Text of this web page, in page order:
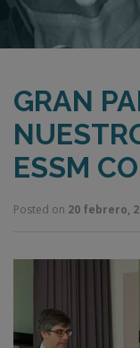
GRAN
ESSM
Posted on 20 febrero,